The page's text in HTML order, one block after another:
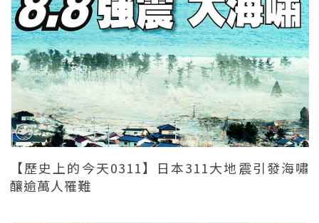
【歷史上的今天0311】日本311大地震引發海嘯
釀逾萬人罹難